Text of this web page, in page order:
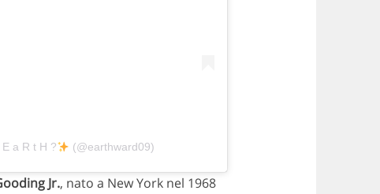
E a R t H ? (@earthward09)
Jr., nato a New York nel 1968